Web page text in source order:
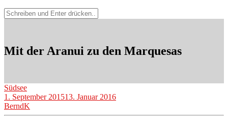
Suchen
nach:
Mit der Aranui zu den Marquesas
Südsee
1. September 201513. Januar 2016
BerndK